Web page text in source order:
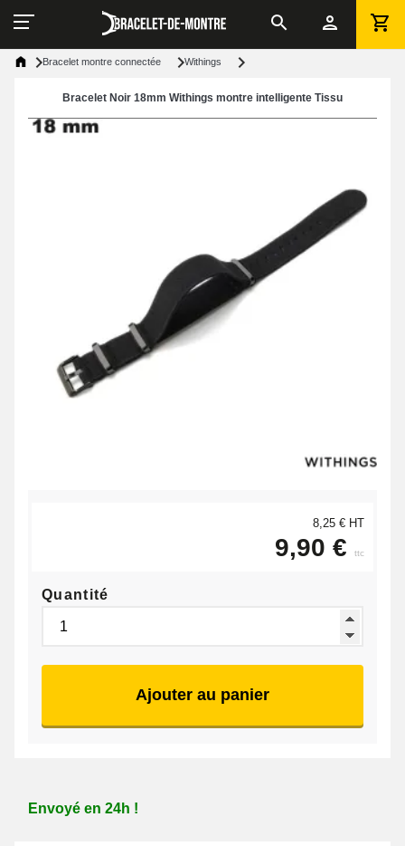
Bracelet montre connectée Withings
Bracelet Noir 18mm Withings montre intelligente Tissu
8,25 € HT
9,90 € ttc
Quantité
Ajouter au panier
Envoyé en 24h !